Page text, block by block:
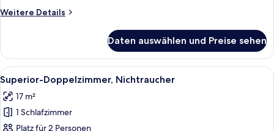
anzeigen
Weitere Details
Weitere
Doppelzimmer,
Doppelbett,
Nichtraucher
Daten auswählen und Preise sehen
Alle
Fotos
für
Superior-
Ein Hotelzimmer mit Bett,
6
Superior-Doppelzimmer, Nichtraucher
17 m²
1 Schlafzimmer
Platz für 2 Personen